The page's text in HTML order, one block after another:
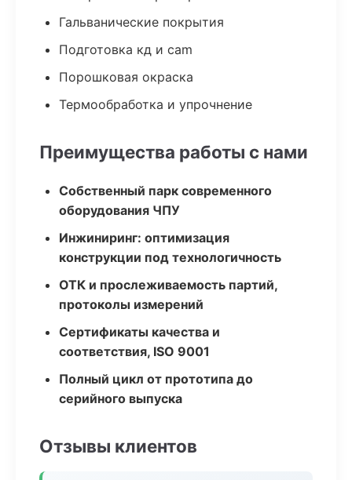
Гальванические покрытия
Подготовка кд и cam
Порошковая окраска
Термообработка и упрочнение
Преимущества работы с нами
Собственный парк современного
оборудования ЧПУ
Инжиниринг: оптимизация
конструкции под технологичность
ОТК и прослеживаемость партий,
протоколы измерений
Сертификаты качества и
соответствия, ISO 9001
Полный цикл от прототипа до
серийного выпуска
Отзывы клиентов